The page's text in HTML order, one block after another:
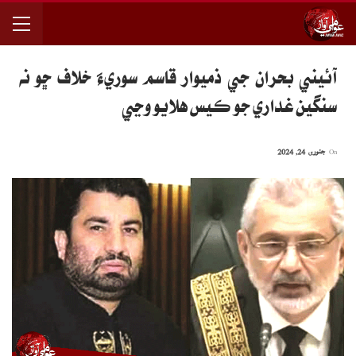
آئيني بحران جي ذميوار قاسم سوريءَ خلاف ڇو نه
سنگين غداري جو ڪيس هلايو وڃي